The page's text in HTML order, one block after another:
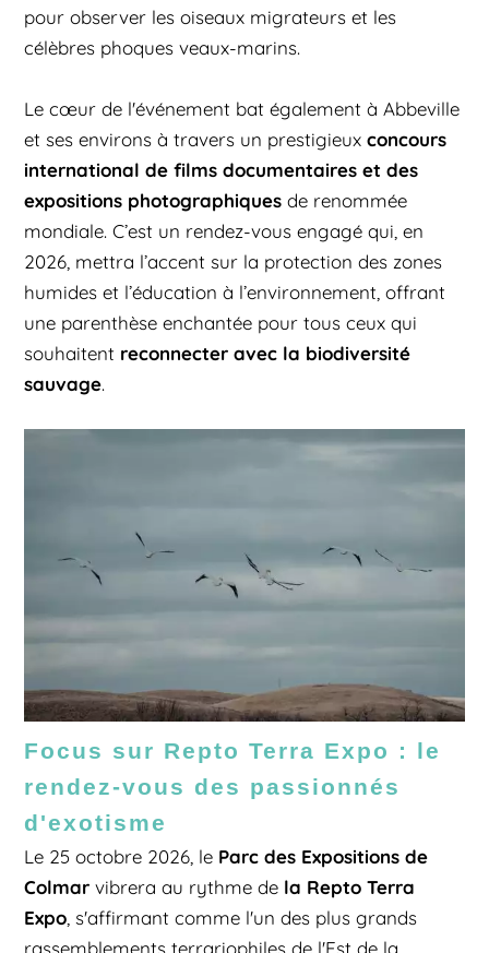
pour observer les oiseaux migrateurs et les
célèbres phoques veaux-marins.
Le cœur de l'événement bat également à Abbeville
et ses environs à travers un prestigieuxconcours
international de films documentaires et des
expositions photographiques de renommée
mondiale. C’est un rendez-vous engagé qui, en
2026, mettra l’accent sur la protection des zones
humides et l’éducation à l’environnement, offrant
une parenthèse enchantée pour tous ceux qui
souhaitent reconnecter avec la biodiversité
sauvage
Focus sur Repto Terra Expo : le
rendez-vous des passionnés
d'exotisme
Le 25 octobre 2026, le Parc des Expositions de
Colmar vibrera au rythme de la Repto Terra
Expo , s'affirmant comme l'un des plus grands
rassemblements terrariophiles de l'Est de la